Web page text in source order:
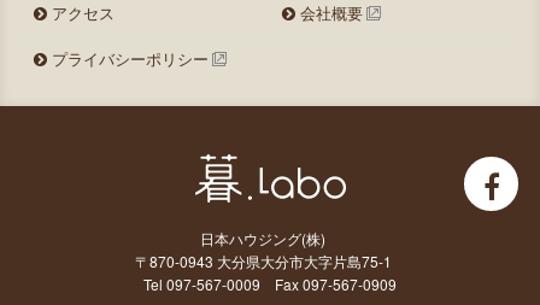
アクセス
会社概要
プライバシーポリシー
日本ハウジング(株)
〒870-0943 大分県大分市大字片島75-1
Tel 097-567-0009 Fax 097-567-0909